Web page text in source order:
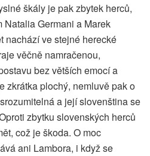
škály je pak zbytek herců,
Natalia Germani a Marek
nachází ve stejné herecké
věčně namračenou,
bez větších emocí a
zkrátka plochý, nemluvě pak o
a její slovenština se
zbytku slovenských herců
což je škoda. O moc
ani Lambora, i když se